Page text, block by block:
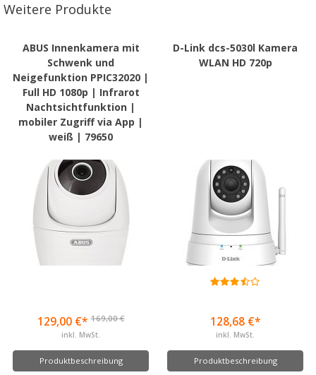
Weitere Produkte
ABUS Innenkamera mit
Schwenk und
Neigefunktion PPIC32020 |
Full HD 1080p | Infrarot
Nachtsichtfunktion |
mobiler Zugriff via App |
weiß | 79650
129,00 €* 169,00 €
inkl. MwSt.
Produktbeschreibung
D-Link dcs-5030l Kamera
WLAN HD 720p
128,68 €*
inkl. MwSt.
Produktbeschreibung